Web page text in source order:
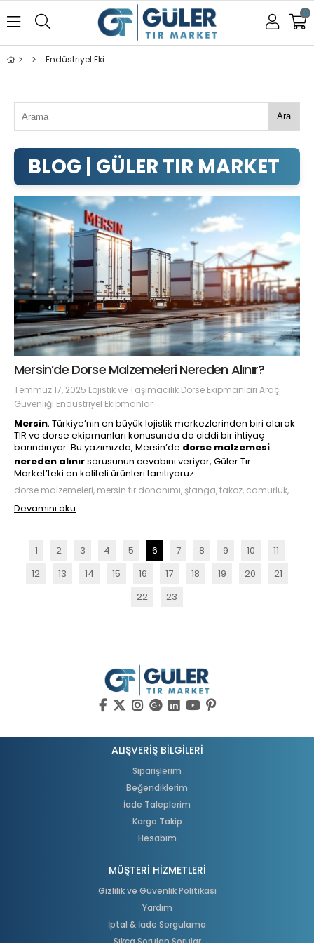
0
Endüstriyel Ekipmanlar
Ara
ENDÜSTRIYEL EKIPMANLAR
Mersin’de Dorse Malzemeleri Nereden Alınır?
Temmuz 17, 2025 Lojistik ve Taşımacılık Dorse Ekipmanları Araç
Güvenliği Endüstriyel Ekipmanlar
Mersin, Türkiye’nin en büyük lojistik merkezlerinden biri olarak
TIR ve dorse ekipmanları konusunda da ciddi bir ihtiyaç
barındırıyor. Bu yazımızda, Mersin’de dorse malzemesi
nereden alınırsorusunun cevabını veriyor, Güler Tır
Market’teki en kaliteli ürünleri tanıtıyoruz.
dorse malzemeleri, mersin tır donanımı, ştanga, takoz, camurluk, dorse aksesuarları
Devamını oku
1 2 3 4 5 6 7 8 9 10
11
12
13 14 15 16 17 18 19 20
21
22
23
ALIŞVERİŞ BİLGİLERİ
Siparişlerim
Beğendiklerim
İade Taleplerim
Kargo Takip
Hesabım
MÜŞTERİ HİZMETLERİ
Gizlilik ve Güvenlik Politikası
Yardım
İptal & İade Sorgulama